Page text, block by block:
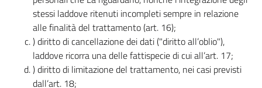
stessi laddove ritenuti incompleti sempre in relazione
alle finalità del trattamento (art. 16);
) diritto di cancellazione dei dati ("diritto all’oblio"),
laddove ricorra una delle fattispecie di cui all’art. 17;
) diritto di limitazione del trattamento, nei casi previsti
dall’art. 18;